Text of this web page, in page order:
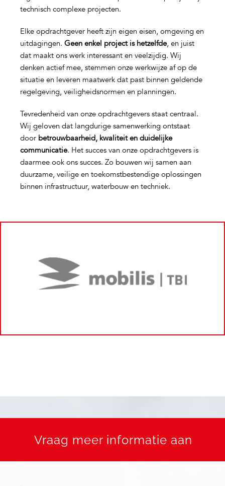
technisch complexe projecten.
Elke opdrachtgever heeft zijn eigen eisen, omgeving en
uitdagingen. Geen enkel project is hetzelfde, en juist
dat maakt ons werk interessant en veelzijdig. Wij
denken actief mee, stemmen onze werkwijze af op de
situatie en leveren maatwerk dat past binnen geldende
regelgeving, veiligheidsnormen en planningen.
Tevredenheid van onze opdrachtgevers staat centraal.
Wij geloven dat langdurige samenwerking ontstaat
door betrouwbaarheid, kwaliteit en duidelijke
communicatie. Het succes van onze opdrachtgevers is
daarmee ook ons succes. Zo bouwen wij samen aan
duurzame, veilige en toekomstbestendige oplossingen
binnen infrastructuur, waterbouw en techniek.
Vraag meer informatie aan